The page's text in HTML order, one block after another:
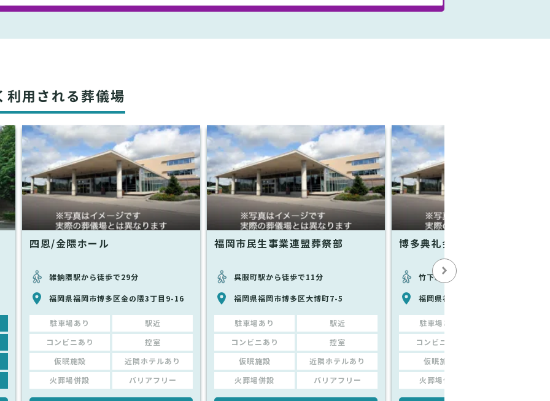
利用される葬儀場
四恩/金隈ホール
雑餉隈駅から徒歩で29分
福岡県福岡市博多区金の隈3丁目9-16
駐車場あり 駅近
コンビニあり 控室
仮眠施設 近隣ホテルあり
火葬場併設 バリアフリー
福岡市民生事業連盟葬祭部
呉服町駅から徒歩で11分
福岡県福岡市博多区大博町7-5
駐車場あり 駅近
コンビニあり 控室
仮眠施設 近隣ホテルあり
火葬場併設 バリアフリー
博多典礼会館
竹下駅から徒歩で13分
福岡県福岡市博多区那珂3-22-24
駐車場あり
コンビニあり
仮眠施設
火葬場併設